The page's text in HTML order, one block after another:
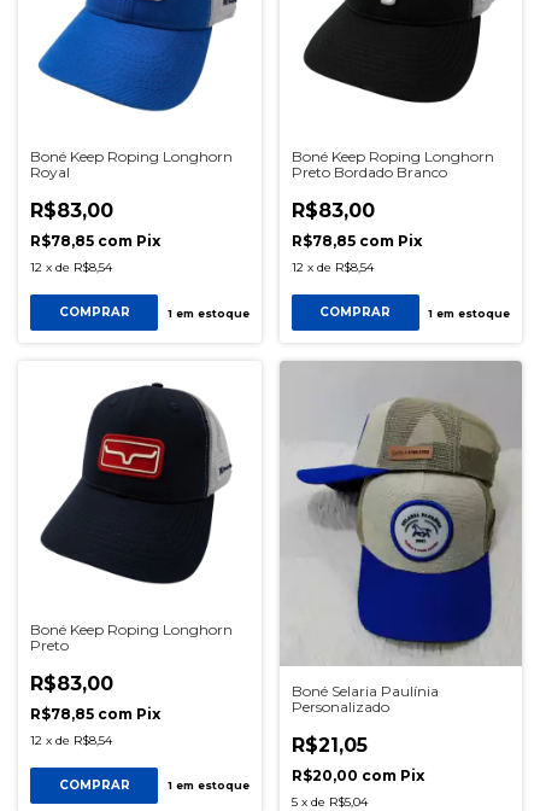
Boné Keep Roping Longhorn
Royal
R$83,00
R$78,85 com Pix
12 x de R$8,54
COMPRAR 1em estoque
Boné Keep Roping Longhorn
Preto Bordado Branco
R$83,00
R$78,85 com Pix
12 x de R$8,54
COMPRAR 1 em estoque
Boné Keep Roping Longhorn
Preto
R$83,00
R$78,85 com Pix
12 x de R$8,54
COMPRAR 1em estoque
Boné Selaria Paulínia
Personalizado
R$21,05
R$20,00 com Pix
5 x de R$5,04